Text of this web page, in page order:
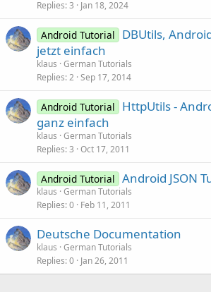
Replies 3 Jan 18, 2024
Android Tutorial
DBUtils,
jetzt einfach
klaus German Tutorials
Replies 2 Sep 17, 2014
Android Tutorial
HttpUtils -
ganz einfach
klaus German Tutorials
Replies 3 Oct 17, 2011
Android Tutorial Android JSON
klaus German Tutorials
Replies 0 Feb 11, 2011
Deutsche Documentation
klaus German Tutorials
Replies 0 Jan 26, 2011